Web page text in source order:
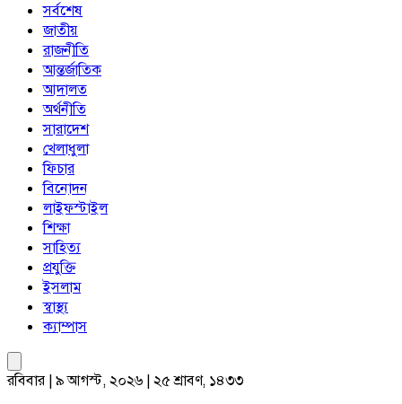
সর্বশেষ
জাতীয়
রাজনীতি
আন্তর্জাতিক
আদালত
অর্থনীতি
সারাদেশ
খেলাধুলা
ফিচার
বিনোদন
লাইফস্টাইল
শিক্ষা
সাহিত্য
প্রযুক্তি
ইসলাম
স্বাস্থ্য
ক্যাম্পাস
রবিবার | ৯ আগস্ট, ২০২৬ | ২৫ শ্রাবণ, ১৪৩৩